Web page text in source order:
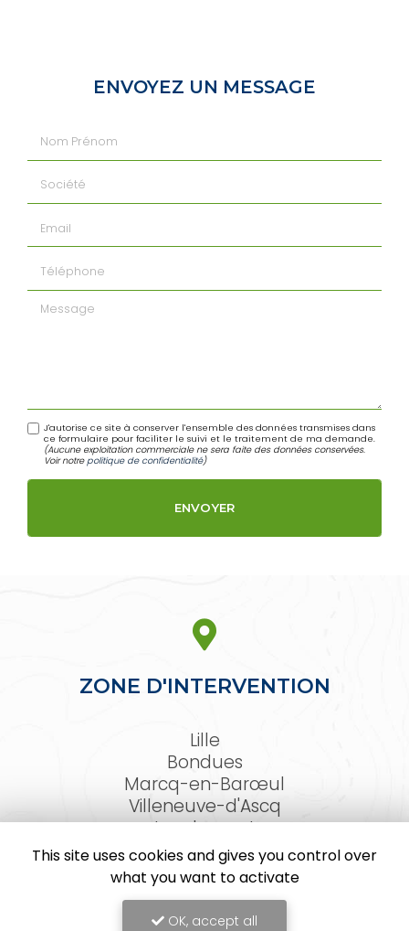
ENVOYEZ UN MESSAGE
Message
J'autorise ce site à conserver l'ensemble des données transmises dans
ce formulaire pour faciliter le suivi et le traitement de ma demande.
(Aucune exploitation commerciale ne sera faite des données conservées.
Voir notre politique de confidentialité)
ZONE D'INTERVENTION
Lille
Bondues
Marcq-en-Barœul
Villeneuve-d'Ascq
Lambersart
Arras
Le Touquet-Paris-Plage
Et les Hauts-de-France
This site uses cookies and gives you control over
what you want to activate
OK, accept all